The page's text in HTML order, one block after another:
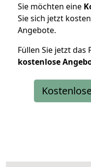
Sie möchten eine
Sie sich jetzt
Angebote.
Füllen Sie jetzt
kostenlose